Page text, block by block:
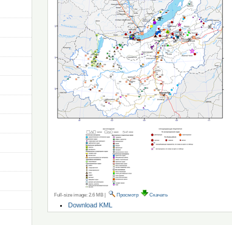
Full-size image: 2.6 MB | Просмотр Скачать
Операции
с
Download KML